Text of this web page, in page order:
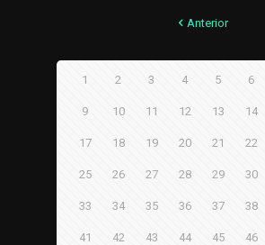
Anterior
1 2 3 4 5 6
9 10 11 12 13 14
17 18 19 20 21 22
25 26 27 28 29 30
33 34 35 36 37 38
41 42 43 44 45 46